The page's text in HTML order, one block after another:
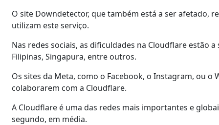
O site Downdetector, que também está a ser afetado,
utilizam este serviço.
Nas redes sociais, as dificuldades na Cloudflare estão
Filipinas, Singapura, entre outros.
Os sites da Meta, como o Facebook, o Instagram, ou
colaborarem com a Cloudflare.
A Cloudflare é uma das redes mais importantes e
segundo, em média.